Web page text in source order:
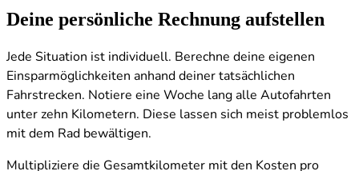
Deine persönliche Rechnung aufstellen
Jede Situation ist individuell. Berechne deine eigenen
Einsparmöglichkeiten anhand deiner tatsächlichen
Fahrstrecken. Notiere eine Woche lang alle Autofahrten
unter zehn Kilometern. Diese lassen sich meist problemlos
mit dem Rad bewältigen.
Multipliziere die Gesamtkilometer mit den Kosten pro